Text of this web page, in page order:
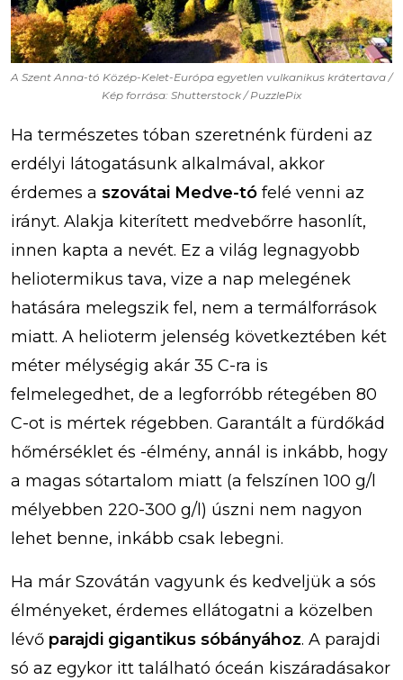
A Szent Anna-tó Közép-Kelet-Európa egyetlen vulkanikus krátertava /
Kép forrása: Shutterstock / PuzzlePix
Ha természetes tóban szeretnénk fürdeni az
erdélyi látogatásunk alkalmával, akkor
érdemes a szovátai Medve-tó felé venni az
irányt. Alakja kiterített medvebőrre hasonlít,
innen kapta a nevét. Ez a világ legnagyobb
heliotermikus tava, vize a nap melegének
hatására melegszik fel, nem a termálforrások
miatt. A helioterm jelenség következtében két
méter mélységig akár 35 C-ra is
felmelegedhet, de a legforróbb rétegében 80
C-ot is mértek régebben. Garantált a fürdőkád
hőmérséklet és -élmény, annál is inkább, hogy
a magas sótartalom miatt (a felszínen 100 g/l
mélyebben 220-300 g/l) úszni nem nagyon
lehet benne, inkább csak lebegni.
Ha már Szovátán vagyunk és kedveljük a sós
élményeket, érdemes ellátogatni a közelben
lévő parajdi gigantikus sóbányához. A parajdi
só az egykor itt található óceán kiszáradásakor